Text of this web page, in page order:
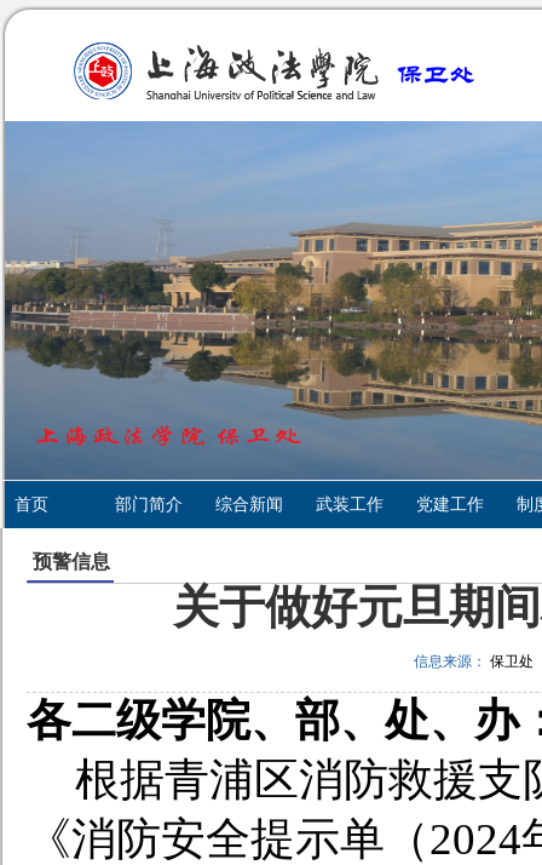
首页 部门简介 综合新闻 武装工作 党建工作 制
预警信息
关于做好元旦期
信息来源： 保卫处
各二级学院、部、处、办
根据青浦区消防救援
《消防安全提示单（